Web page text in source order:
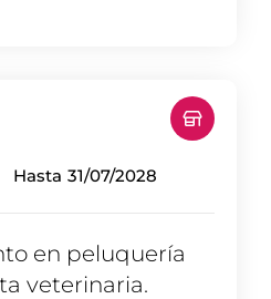
Hasta 31/07/2028
en peluquería
veterinaria.